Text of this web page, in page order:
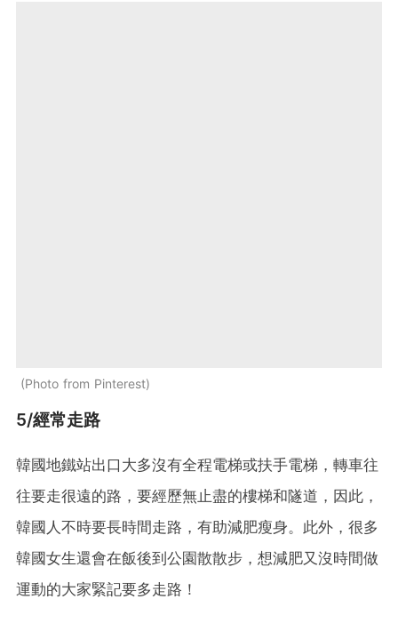
Photo from Pinterest
5/經常走路
韓國地鐵站出口大多沒有全程電梯或扶手電梯，轉車往
往要走很遠的路，要經歷無止盡的樓梯和隧道，因此，
韓國人不時要長時間走路，有助減肥瘦身。此外，很多
韓國女生還會在飯後到公園散散步，想減肥又沒時間做
運動的大家緊記要多走路！